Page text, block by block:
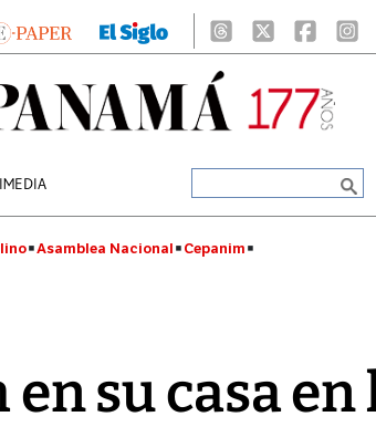
Asamblea Nacional Cepanim
su casa en